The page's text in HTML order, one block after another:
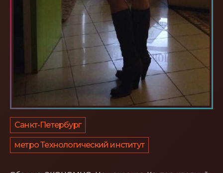
Санкт-Петербург
метро Технологический институт